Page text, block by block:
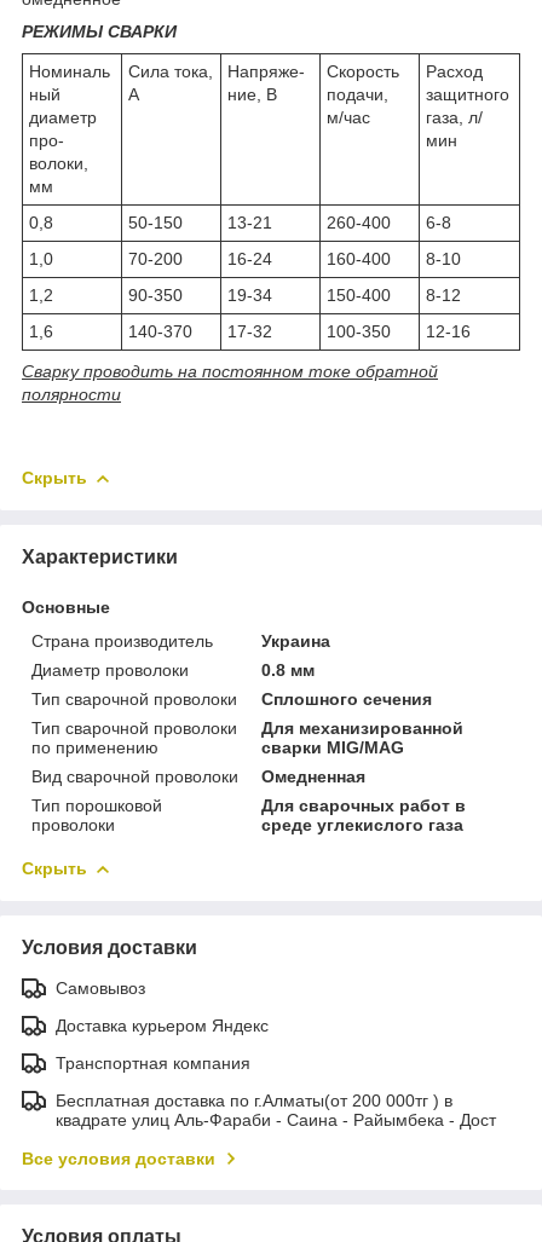
РЕЖИМЫ СВАРКИ
Номиналь
ный
диаметр
про-
волоки,
мм
Сила тока,
А
Напряже-
ние, В
Скорость
подачи,
м/час
Расход
защитного
газа, л/
мин
0,8 50-150 13-21 260-400
6-8
1,0
70-200 16-24 160-400
8-10
1,2
90-350 19-34 150-400
8-12
1,6
140-370 17-32 100-350 12-16
Сварку проводить на постоянном токе обратной
полярности
Скрыть
Характеристики
Основные
Страна производитель
Украина
Диаметр проволоки
0.8 мм
Тип сварочной проволоки
Сплошного сечения
Тип сварочной проволоки
по применению
Для механизированной
сварки MIG/MAG
Вид сварочной проволоки
Омедненная
Тип порошковой
проволоки
Для сварочных работ в
среде углекислого газа
Скрыть
Условия доставки
Самовывоз
Доставка курьером Яндекс
Транспортная компания
Бесплатная доставка по г.Алматы(от 200 000тг ) в
квадрате улиц Аль-Фараби - Саина - Райымбека - Дост
Все условия доставки
Условия оплаты